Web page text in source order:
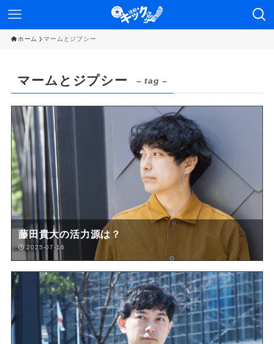
ホーム マームとジプシー
マームとジプシー – tag –
藤田貴大の活力源は？
2025-07-16